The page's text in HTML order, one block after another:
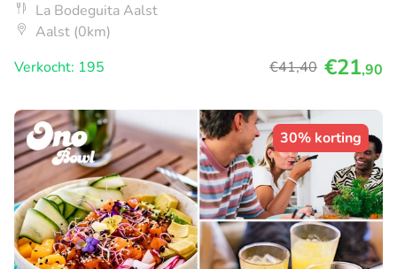
La Bodeguita Aalst
Aalst (0km)
Verkocht: 195
€41,40 €21,90
30% korting